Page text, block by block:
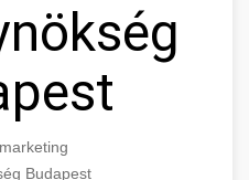
Budapest